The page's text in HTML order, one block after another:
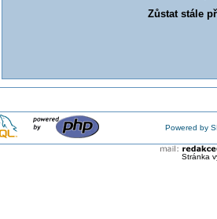
Zůstat stále
Powered by
Stránka